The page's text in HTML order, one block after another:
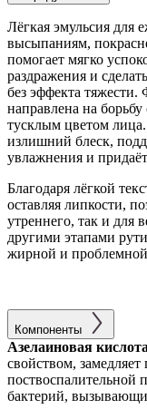
Лёгкая эмульсия для
высыпаниям,
помогает мягко
раздражения и
без эффекта тяжести.
направлена на
тусклым цветом
излишний блеск,
увлажнения и
Благодаря лёгкой
оставляя липкости,
утреннего, так и для
другими этапами
жирной и
Компоненты
Азелаиновая
свойством, замедляет
поствоспалительной
бактерий,